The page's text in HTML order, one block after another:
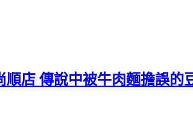
順店 傳說中被牛肉麵擔誤